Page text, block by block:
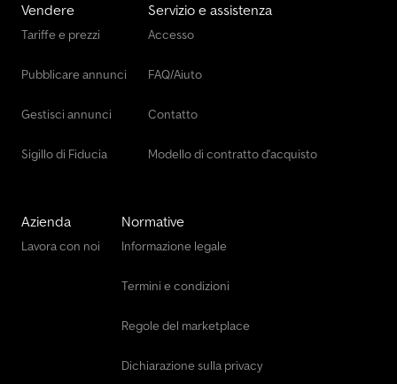
Vendere
Tariffe e prezzi
Pubblicare annunci
Gestisci annunci
Sigillo di Fiducia
Servizio e assistenza
Accesso
FAQ/Aiuto
Contatto
Modello di contratto d'acquisto
Azienda
Lavora con noi
Normative
Informazione legale
Termini e condizioni
Regole del marketplace
Dichiarazione sulla privacy